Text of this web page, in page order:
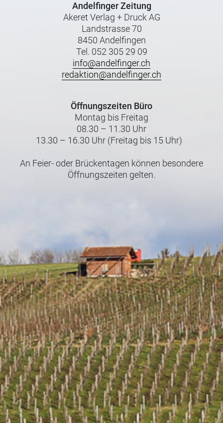
Andelfinger Zeitung
Akeret Verlag + Druck AG
Landstrasse 70
8450 Andelfingen
Tel. 052 305 29 09
info@andelfinger.ch
redaktion@andelfinger.ch
Öffnungszeiten Büro
Montag bis Freitag
08.30 – 11.30 Uhr
13.30 – 16.30 Uhr (Freitag bis 15 Uhr)
An Feier- oder Brückentagen können besondere
Öffnungszeiten gelten.